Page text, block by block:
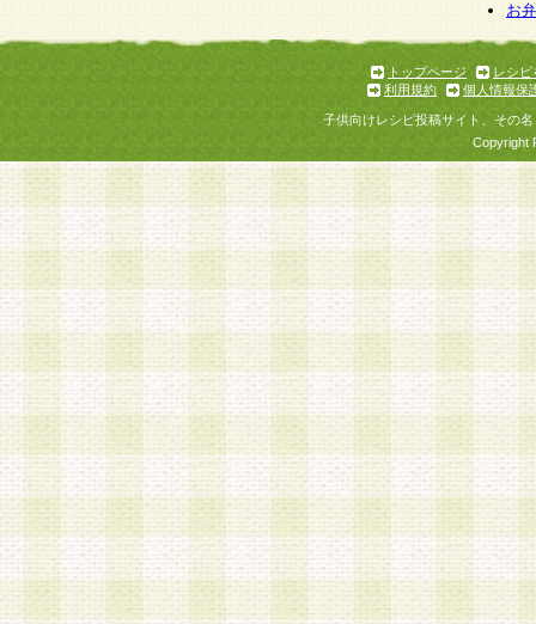
お
トップページ
レシピ
利用規約
個人情報保
子供向けレシピ投稿サイト、その
Copyright